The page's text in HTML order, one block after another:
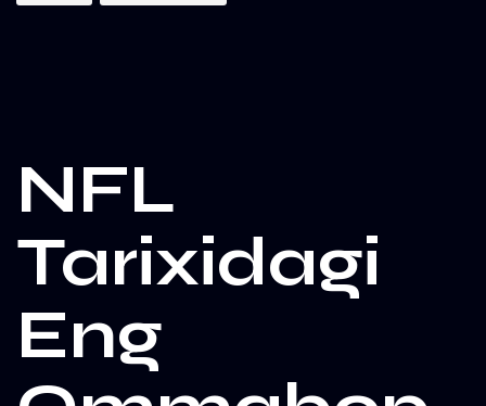
NFL
Tarixidagi
Eng